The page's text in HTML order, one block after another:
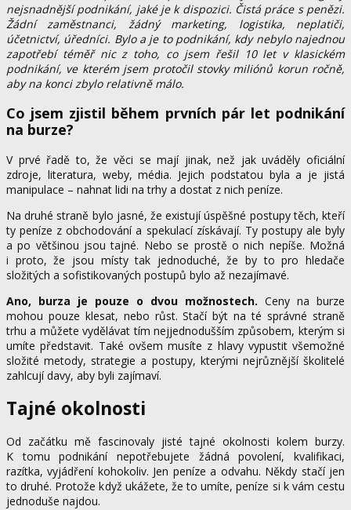
nejsnadnější podnikání, jaké je k dispozici. Čistá práce s penězi.
Žádní zaměstnanci, žádný marketing, logistika, neplatiči,
účetnictví, úředníci. Bylo a je to podnikání, kdy nebylo najednou
zapotřebí téměř nic z toho, co jsem řešil 10 let v klasickém
podnikání, ve kterém jsem protočil stovky miliónů korun ročně,
aby na konci zbylo relativně málo.
Co jsem zjistil během prvních pár let podnikání
na burze?
V prvé řadě to, že věci se mají jinak, než jak uváděly oficiální
zdroje, literatura, weby, média. Jejich podstatou byla a je jistá
manipulace – nahnat lidi na trhy a dostat z nich peníze.
Na druhé straně bylo jasné, že existují úspěšné postupy těch, kteří
ty peníze z obchodování a spekulací získávají. Ty postupy ale byly
a po většinou jsou tajné. Nebo se prostě o nich nepíše. Možná
i proto, že jsou místy tak jednoduché, že by to pro hledače
složitých a sofistikovaných postupů bylo až nezajímavé.
Ano, burza je pouze o dvou možnostech. Ceny na burze
mohou pouze klesat, nebo růst. Stačí být na té správné straně
trhu a můžete vydělávat tím nejjednodušším způsobem, kterým si
umíte představit. Také ovšem musíte z hlavy vypustit všemožné
složité metody, strategie a postupy, kterými nejrůznější školitelé
zahlcují davy, aby byli zajímaví.
Tajné okolnosti
Od začátku mě fascinovaly jisté tajné okolnosti kolem burzy.
K tomu podnikání nepotřebujete žádná povolení, kvalifikaci,
razítka, vyjádření kohokoliv. Jen peníze a odvahu. Někdy stačí jen
to druhé. Protože když ukážete, že to umíte, peníze si k vám cestu
jednoduše najdou.